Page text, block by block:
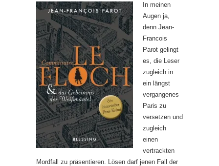
In meinen
Augen ja,
denn Jean-
Francois
Parot gelingt
es, die Leser
zugleich in
ein längst
vergangenes
Paris zu
versetzen und
zugleich
einen
vertrackten
Mordfall zu präsentieren. Lösen darf jenen Fall der